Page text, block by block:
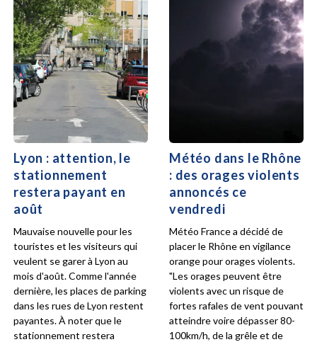
Lyon : attention, le
stationnement
restera payant en
août
Mauvaise nouvelle pour les
touristes et les visiteurs qui
veulent se garer à Lyon au
mois d'août. Comme l'année
dernière, les places de parking
dans les rues de Lyon restent
payantes. À noter que le
stationnement restera
Météo dans le Rhône
: des orages violents
annoncés ce
vendredi
Météo France a décidé de
placer le Rhône en vigilance
orange pour orages violents.
"Les orages peuvent être
violents avec un risque de
fortes rafales de vent pouvant
atteindre voire dépasser 80-
100km/h, de la grêle et de